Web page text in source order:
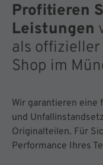
Profitieren
Leistungen
als offizieller
Shop im
Wir garantieren eine
und
Originalteilen. Für
Performance Ihres